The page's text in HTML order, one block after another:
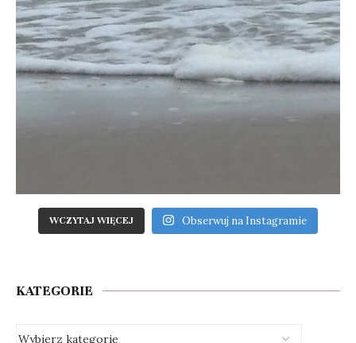
WCZYTAJ WIĘCEJ Obserwuj na Instagramie
KATEGORIE